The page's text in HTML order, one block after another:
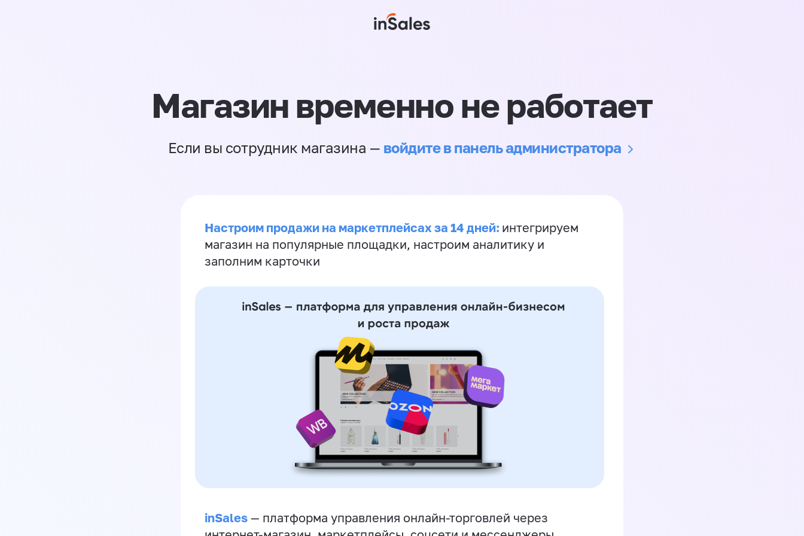
Магазин временно не работает
Если вы сотрудник магазина — войдите в панель администратора
Настроим продажи на маркетплейсах за 14 дней: интегрируем
магазин на популярные площадки, настроим аналитику и
заполним карточки
inSales — платформа управления онлайн-торговлей через